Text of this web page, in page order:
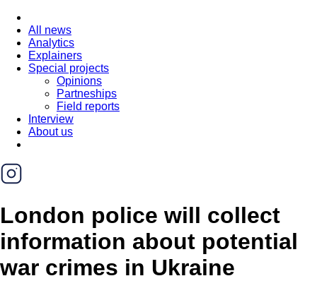
All news
Analytics
Explainers
Special projects
Opinions
Partneships
Field reports
Interview
About us
London police will collect
information about potential
war crimes in Ukraine